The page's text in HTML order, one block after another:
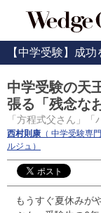
【中学受験】成
中学受験の天
張る「残念な
「方程式父さん」
西村則康 （ 中学受験専
ルジュ）
もうすぐ夏休みが